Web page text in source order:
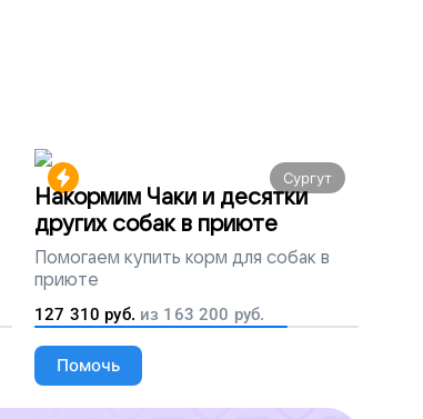
Сургут
Накормим Чаки и десятки
других собак в приюте
Помогаем купить корм для собак в
приюте
127 310 руб. из 163 200 руб.
Помочь